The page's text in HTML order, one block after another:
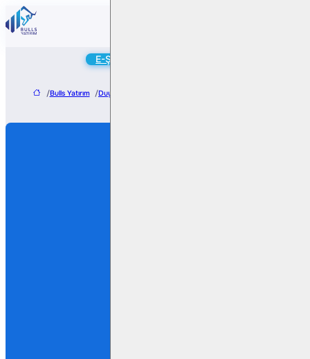
E-Şube
/Bulls Yatırım /Duyurular